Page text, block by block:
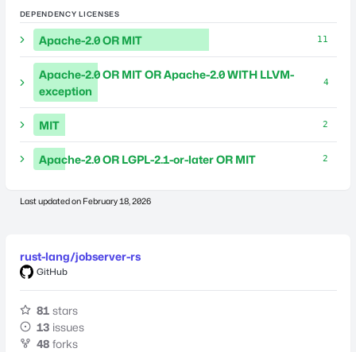
DEPENDENCY LICENSES
Apache-2.0 OR MIT 11
Apache-2.0 OR MIT OR Apache-2.0 WITH LLVM-
exception
4
MIT 2
Apache-2.0 OR LGPL-2.1-or-later OR MIT 2
Last updated on February 18, 2026
rust-lang/jobserver-rs
GitHub
81 stars
13 issues
48 forks